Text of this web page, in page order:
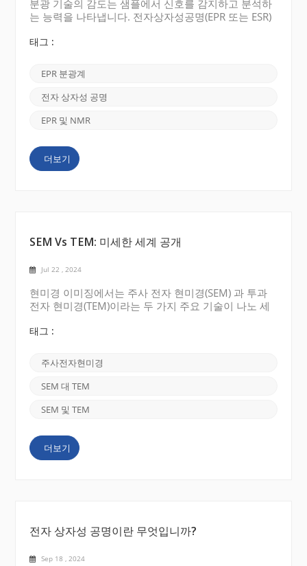
분광 기술의 감도는 샘플에서 신호를 감지하고 분석하
는 능력을 나타냅니다. 전자상자성공명(EPR 또는 ESR)
과 같은 여러 가지 이유로 NMR보다 더 민감한 것으로
자의 신호를 감지하는 반면 NMR은 핵의 신호를 감지
합니다. 짝을 이루지 않은 전자는 일반적으로 핵보다
자기 모멘트가 더 높기 때문에 더 강한 신호를 생성합
이루지 않은 전자를 포함하는 상자성 물질에 더 민감합
이루지 않은 전자의 서로 다른 스핀 상태 사이의 점프
에서 발생합니다. 전자의 자기 모멘트...
태그 :
EPR 분광계
전자 상자성 공명
EPR 및 NMR
더보기
SEM Vs TEM: 미세한 세계 공개
Jul 22 , 2024
현미경 이미징에서는 주사 전자 현미경(SEM) 과 투과
전자 현미경(TEM)이라는 두 가지 주요 기술이 나노 세
러한 강력한 도구는 다양한 과학 분야에 대한 새로운
구성, 구조 및 동작을 조사할 수 있습니다. 우리는 주사
전자현미경(SEM)과 전자현미경(TEM)의 고유한 기능,
응용 분야 및 한계를 강조하여 비교하고 대조합니다.
활용하여 표본의 표면을 스캔하여 매우 상세한 3차원
은 분해능으로 서브미크론부터 나노미터 규모까지 표
면 형태를 캡처할 수 있다는 것입니다. 빔이 표본 표면
과 상호 ...
태그 :
주사전자현미경
SEM 대 TEM
SEM 및 TEM
더보기
전자 상자성 공명이란 무엇입니까?
Sep 18 , 2024